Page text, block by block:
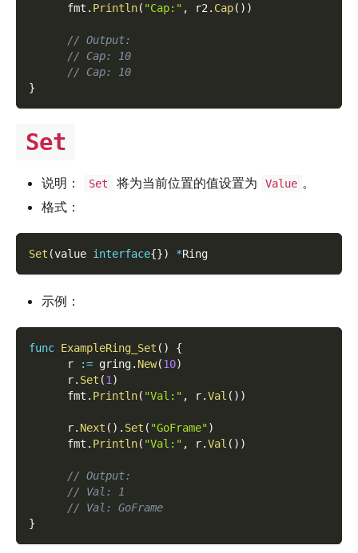
      fmt
. Println( "Cap:" , r2 . Cap( ) )
// Output:
// Cap: 10
// Cap: 10
}
Set
说明： Set 将为当前位置的值设置为 Value 。
格式：
Set (value interface{}) *Ring
示例：
func ExampleRing_Set ( )
{
      r
:= gring. New(10)
      r
. Set (1 )
      fmt
. Println( "Val:" , r.Val ( ) )
      r
. Next ( ) . Set ( "GoFrame")
      fmt
. Println( "Val:" , r.Val ( ) )
// Output:
// Val: 1
// Val: GoFrame
}